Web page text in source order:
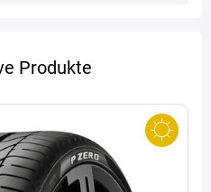
Produkte